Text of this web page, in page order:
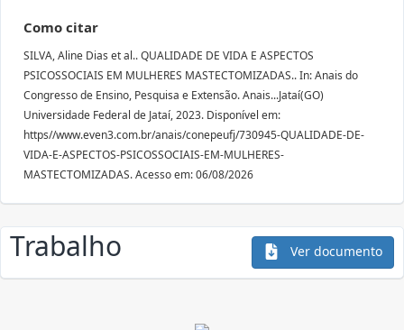
Como citar
SILVA, Aline Dias et al.. QUALIDADE DE VIDA E ASPECTOS
PSICOSSOCIAIS EM MULHERES MASTECTOMIZADAS.. In: Anais do
Congresso de Ensino, Pesquisa e Extensão. Anais...Jataí(GO)
Universidade Federal de Jataí, 2023. Disponível em:
https//www.even3.com.br/anais/conepeufj/730945-QUALIDADE-DE-
VIDA-E-ASPECTOS-PSICOSSOCIAIS-EM-MULHERES-
MASTECTOMIZADAS. Acesso em: 06/08/2026
Trabalho Ver documento